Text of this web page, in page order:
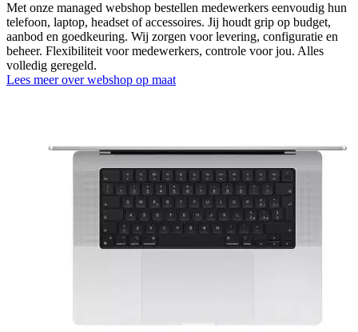
Met onze managed webshop bestellen medewerkers eenvoudig hun
telefoon, laptop, headset of accessoires. Jij houdt grip op budget,
aanbod en goedkeuring. Wij zorgen voor levering, configuratie en
beheer. Flexibiliteit voor medewerkers, controle voor jou. Alles
volledig geregeld.
Lees meer over webshop op maat